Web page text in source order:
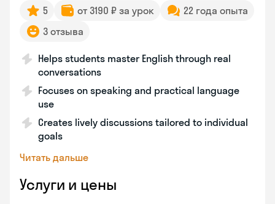
5 от 3190 ₽ за урок
22 года опыта
3 отзыва
Helps students master English through real
conversations
Focuses on speaking and practical language
use
Creates lively discussions tailored to individual
goals
Читать дальше
Услуги и цены